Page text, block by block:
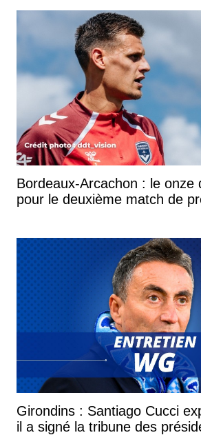
Bordeaux-Arcachon : le onze
pour le deuxième match de
Girondins : Santiago Cucci
il a signé la tribune des